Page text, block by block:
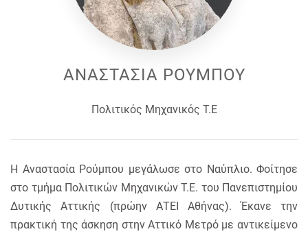
ΑΝΑΣΤΑΣΙΑ ΡΟΥΜΠΟΥ
Πολιτικός Μηχανικός Τ.Ε
Η Αναστασία Ρούμπου μεγάλωσε στο Ναύπλιο. Φοίτησε
στο τμήμα Πολιτικών Μηχανικών Τ.Ε. του Πανεπιστημίου
Δυτικής Αττικής (πρώην ΑΤΕΙ Αθήνας). Έκανε την
πρακτική της άσκηση στην Αττικό Μετρό με αντικείμενο